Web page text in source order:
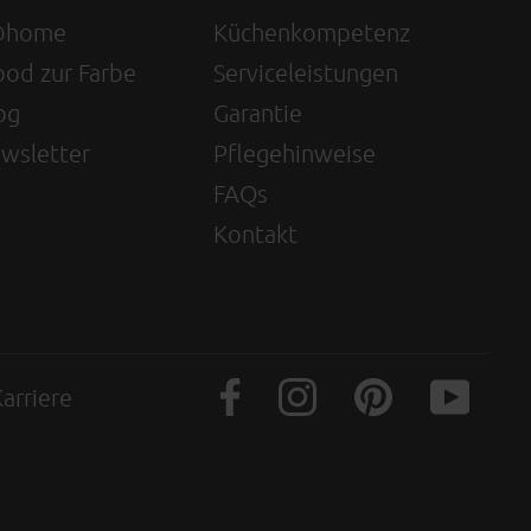
zur Farbe
Küchenkompetenz
Serviceleistungen
Garantie
Pflegehinweise
FAQs
Kontakt